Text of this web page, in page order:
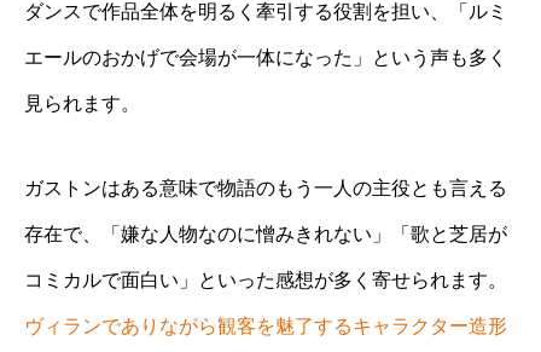
ダンスで作品全体を明るく牽引する役割を担い、「ルミ
エールのおかげで会場が一体になった」という声も多く
見られます。
ガストンはある意味で物語のもう一人の主役とも言える
存在で、「嫌な人物なのに憎みきれない」「歌と芝居が
コミカルで面白い」といった感想が多く寄せられます。
ヴィランでありながら観客を魅了するキャラクター造形